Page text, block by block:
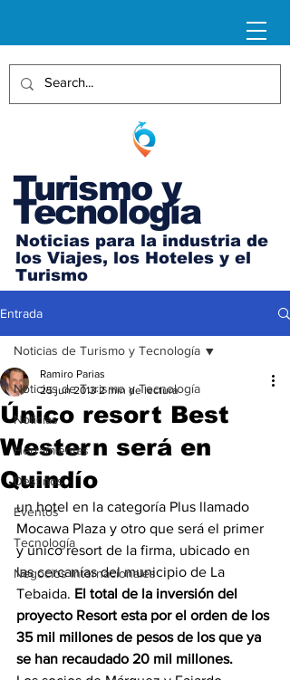
Turismo y
Tecnología
Noticias para la industria de
los Viajes, los Hoteles y el
Turismo
Entrada
Noticias de Turismo y Tecnología
Noticias
Herramientas
Destinos
Eventos
Tecnología
Negocios Internacionales
Noticias de Turismo y Tecnología
Único resort Best
Western será en
Quindío
Ramiro Parias
25 jun 2013 2 min de lectura
un hotel en la categoría Plus llamado
Mocawa Plaza y otro que será el primer
y único resort de la firma, ubicado en
las cercanías del municipio de La
Tebaida. El total de la inversión del
proyecto Resort esta por el orden de los
35 mil millones de pesos de los que ya
se han recaudado 20 mil millones.